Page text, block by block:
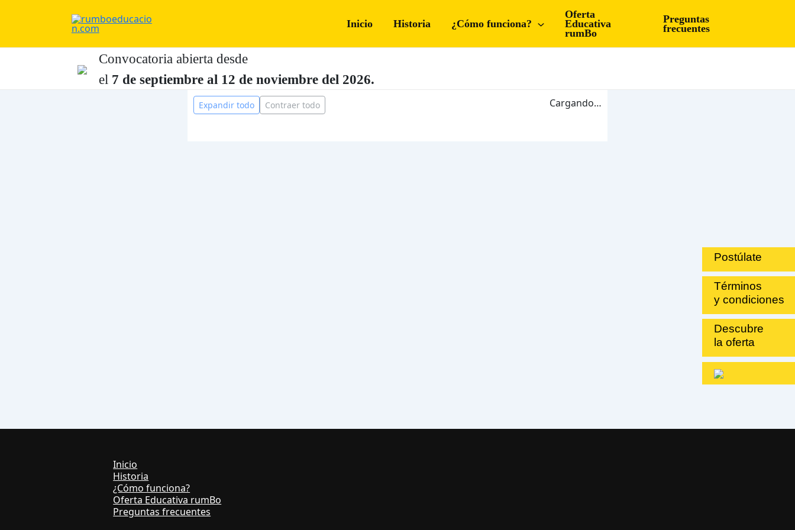
Postúlate
Términos
y condiciones
Descubre
la oferta
Inicio Historia ¿Cómo funciona?
Oferta
Educativa
rumBo
Preguntas
frecuentes
Convocatoria abierta desde
el 7 de septiembre al 12 de noviembre del 2026.
Expandir todo Contraer todo Cargando…
Inicio
Historia
¿Cómo funciona?
Oferta Educativa rumBo
Preguntas frecuentes